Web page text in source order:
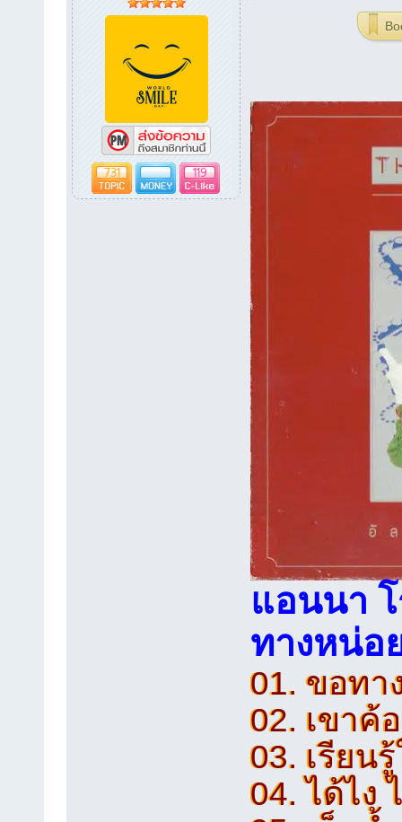
731 119
แอนนา
ทางหน่อ
01. ขอท
02. เขาค้
03. เรี
04. ได้ไง